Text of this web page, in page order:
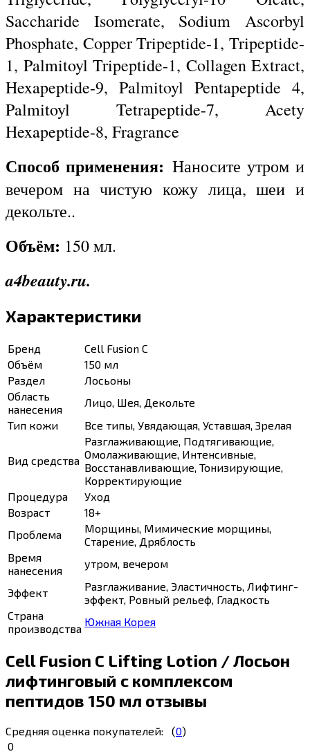
Saccharide Isomerate, Sodium Ascorbyl
Phosphate, Copper Tripeptide-1, Tripeptide-
1, Palmitoyl Tripeptide-1, Collagen Extract,
Hexapeptide-9, Palmitoyl Pentapeptide 4,
Palmitoyl Tetrapeptide-7, Acety
Hexapeptide-8, Fragrance
Способ применения: Наносите утром и
вечером на чистую кожу лица, шеи и
декольте..
Объём: 150 мл.
a4beauty.ru.
Характеристики
Бренд
Cell Fusion С
Объём
150 мл
Раздел
Лосьоны
Область
нанесения
Лицо, Шея, Декольте
Тип кожи
Все типы, Увядающая, Уставшая, Зрелая
Вид средства
Разглаживающие, Подтягивающие,
Омолаживающие, Интенсивные,
Восстанавливающие, Тонизирующие,
Корректирующие
Процедура
Уход
Возраст
18+
Проблема
Морщины, Мимические морщины,
Старение, Дряблость
Время
нанесения
утром, вечером
Эффект
Разглаживание, Эластичность, Лифтинг-
эффект, Ровный рельеф, Гладкость
Страна
производства
Южная Корея
Cell Fusion C Lifting Lotion / Лосьон
лифтинговый с комплексом
пептидов 150 мл отзывы
Средняя оценка покупателей: (0)
0